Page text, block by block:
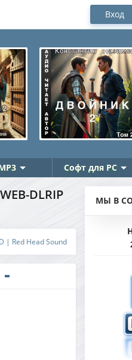
Вход
Софт для PC
DLRIP
| Red Head Sound
МЫ В